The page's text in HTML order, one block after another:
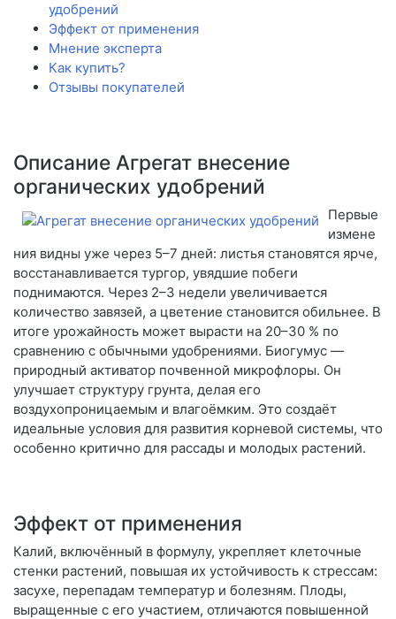
удобрений
Эффект от применения
Мнение эксперта
Как купить?
Отзывы покупателей
Описание Агрегат внесение
органических удобрений
Первые
измене
ния видны уже через 5–7 дней: листья становятся ярче,
восстанавливается тургор, увядшие побеги
поднимаются. Через 2–3 недели увеличивается
количество завязей, а цветение становится обильнее. В
итоге урожайность может вырасти на 20–30 % по
сравнению с обычными удобрениями. Биогумус —
природный активатор почвенной микрофлоры. Он
улучшает структуру грунта, делая его
воздухопроницаемым и влагоёмким. Это создаёт
идеальные условия для развития корневой системы, что
особенно критично для рассады и молодых растений.
Эффект от применения
Калий, включённый в формулу, укрепляет клеточные
стенки растений, повышая их устойчивость к стрессам:
засухе, перепадам температур и болезням. Плоды,
выращенные с его участием, отличаются повышенной